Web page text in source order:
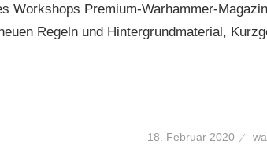
Workshops Premium-Warhammer-
Regeln und Hintergrundmaterial,
18. Februar 2020